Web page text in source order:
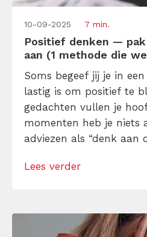
10-09-2025 7 min.
Positief denken —
aan (1 methode die
Soms begeef jij je in
lastig is om positief te
gedachten vullen je
momenten heb je niets
adviezen als “denk aan
geschut moeten
Lees verder